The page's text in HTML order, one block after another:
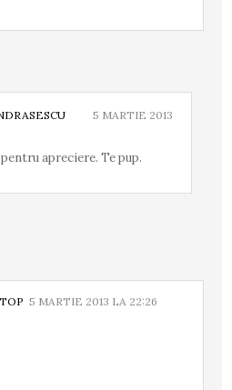
5 MARTIE 2013
apreciere. Te pup.
5 MARTIE 2013 LA 22:26